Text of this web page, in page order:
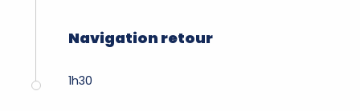
Navigation retour
1h30